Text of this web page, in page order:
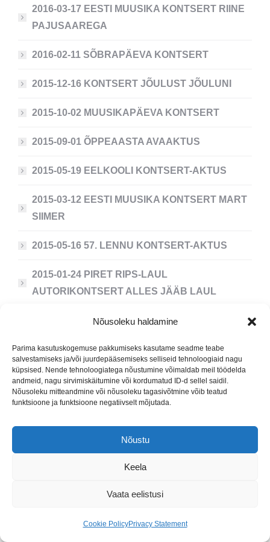
Nõusoleku haldamine
Parima kasutuskogemuse pakkumiseks kasutame seadme teabe
salvestamiseks ja/või juurdepääsemiseks selliseid tehnoloogiaid nagu
küpsised. Nende tehnoloogiatega nõustumine võimaldab meil töödelda
andmeid, nagu sirvimiskäitumine või kordumatud ID-d sellel saidil.
Nõusoleku mitteandmine või nõusoleku tagasivõtmine võib teatud
funktsioone ja funktsioone negatiivselt mõjutada.
Nõustu
Keela
Vaata eelistusi
Cookie PolicyPrivacy Statement
2016-03-17 EESTI MUUSIKA KONTSERT RIINE
PAJUSAAREGA
2016-02-11 SÕBRAPÄEVA KONTSERT
2015-12-16 KONTSERT JÕULUST JÕULUNI
2015-10-02 MUUSIKAPÄEVA KONTSERT
2015-09-01 ÕPPEAASTA AVAAKTUS
2015-05-19 EELKOOLI KONTSERT-AKTUS
2015-03-12 EESTI MUUSIKA KONTSERT MART
SIIMER
2015-05-16 57. LENNU KONTSERT-AKTUS
2015-01-24 PIRET RIPS-LAUL
AUTORIKONTSERT ALLES JÄÄB LAUL
2014-12-10 JÕULUKONTSERT JÕULURÜTMID
2014-05-22 EELKOOLI LÕPUAKTUS
2014-05-17 56. LENNU KONTSERT-AKTUS
2014-03-13 EESTI MUUSIKA KONTSERT OLAV
EHALA
2013-12-11 LASTE KONTSERT
2013-03-11 LASTE KONTSERT